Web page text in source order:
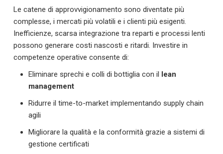
Le catene di approvvigionamento sono diventate più
complesse, i mercati più volatili e i clienti più esigenti.
Inefficienze, scarsa integrazione tra reparti e processi lenti
possono generare costi nascosti e ritardi. Investire in
competenze operative consente di:
Eliminare sprechi e colli di bottiglia con il lean
management
Ridurre il time-to-market implementando supply chain
agili
Migliorare la qualità e la conformità grazie a sistemi di
gestione certificati